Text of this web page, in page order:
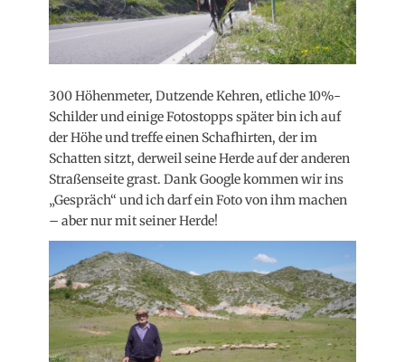
300 Höhenmeter, Dutzende Kehren, etliche 10%-
Schilder und einige Fotostopps später bin ich auf
der Höhe und treffe einen Schafhirten, der im
Schatten sitzt, derweil seine Herde auf der anderen
Straßenseite grast. Dank Google kommen wir ins
„Gespräch“ und ich darf ein Foto von ihm machen
– aber nur mit seiner Herde!